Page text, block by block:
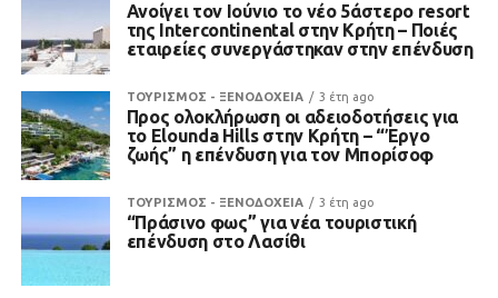
Ανοίγει τον Ιούνιο το νέο 5άστερο resort
της Intercontinental στην Κρήτη – Ποιές
εταιρείες συνεργάστηκαν στην επένδυση
ΤΟΥΡΙΣΜΟΣ - ΞΕΝΟΔΟΧΕΙΑ 3 έτη ago
Προς ολοκλήρωση οι αδειοδοτήσεις για
το Elounda Hills στην Κρήτη – “Έργο
ζωής” η επένδυση για τον Μπορίσοφ
ΤΟΥΡΙΣΜΟΣ - ΞΕΝΟΔΟΧΕΙΑ 3 έτη ago
“Πράσινο φως” για νέα τουριστική
επένδυση στο Λασίθι